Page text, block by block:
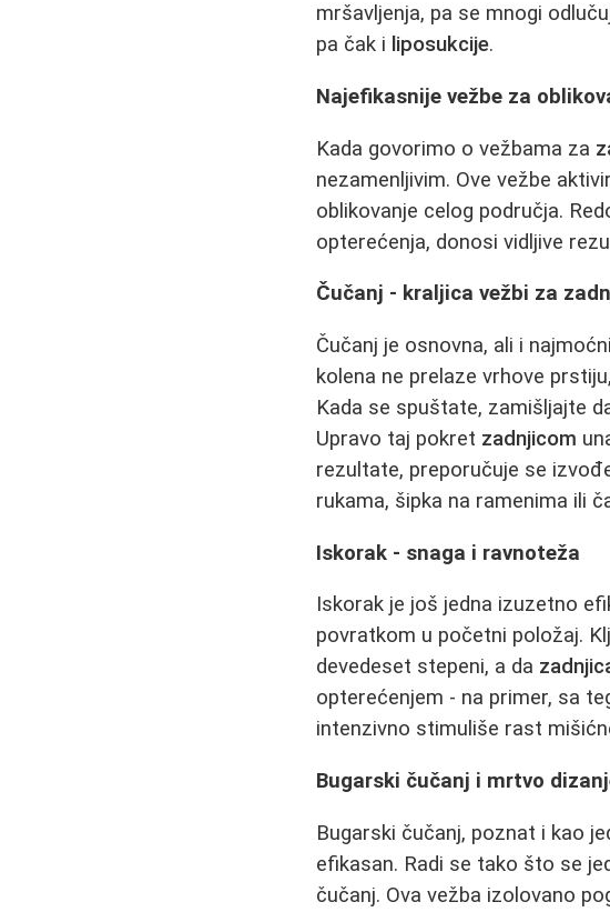
mršavljenja, pa se mnogi
pa čak i liposukcije.
Najefikasnije vežbe za
Kada govorimo o vežbama za
nezamenljivim. Ove vežbe
oblikovanje celog područja.
opterećenja, donosi vidljive
Čučanj - kraljica vežbi za
Čučanj je osnovna, ali i
kolena ne prelaze vrhove
Kada se spuštate, zamišljajte
Upravo taj pokret zadnjicom
rezultate, preporučuje se
rukama, šipka na ramenima ili
Iskorak - snaga i ravnoteža
Iskorak je još jedna izuzetno
povratkom u početni položaj.
devedeset stepeni, a da
opterećenjem - na primer, sa
intenzivno stimuliše rast
Bugarski čučanj i mrtvo
Bugarski čučanj, poznat i kao
efikasan. Radi se tako što se
čučanj. Ova vežba izolovano